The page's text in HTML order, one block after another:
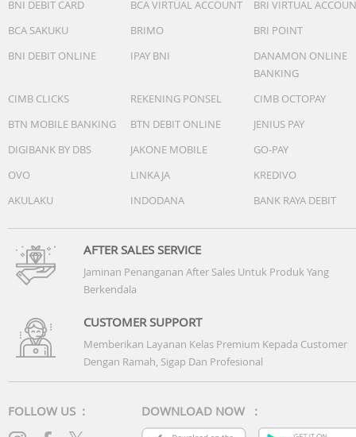
BNI DEBIT CARD
BCA VIRTUAL ACCOUNT
BRI VIRTUAL
BCA SAKUKU
BRIMO
BRI POINT
BNI DEBIT ONLINE
IPAY BNI
DANAMON ONLINE
BANKING
CIMB CLICKS
REKENING PONSEL
CIMB OCTOPAY
BTN MOBILE BANKING
BTN DEBIT ONLINE
JENIUS PAY
DIGIBANK BY DBS
JAKONE MOBILE
GO-PAY
OVO
LINKAJA
KREDIVO
AKULAKU
INDODANA BANK RAYA DEBIT
AFTER SALES SERVICE
Jaminan Penanganan After Sales Untuk Produk Yang
Berkendala
CUSTOMER SUPPORT
Memberikan Layanan Kelas Premium Kepada Customer
Dengan Ramah, Sigap Dan Profesional
FOLLOW US : DOWNLOAD NOW :